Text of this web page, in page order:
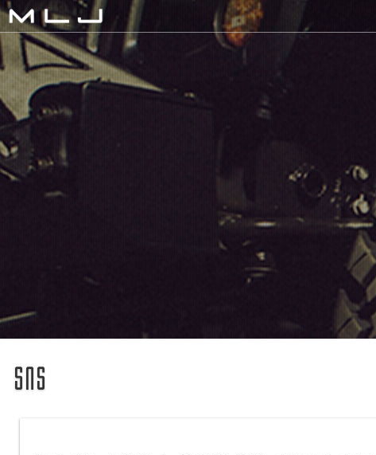
MLJ / Lexani(レクサーニ